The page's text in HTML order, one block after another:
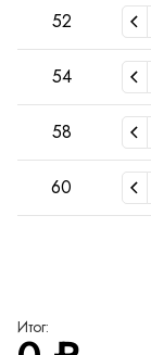
52
54
58
60
Итог: